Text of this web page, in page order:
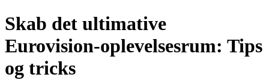
Skab det ultimative
Eurovision-oplevelsesrum: Tips
og tricks